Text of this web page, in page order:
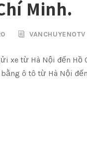
Minh.
VANCHUYENOTV
xe từ Hà Nội đến
ô tô từ Hà Nội